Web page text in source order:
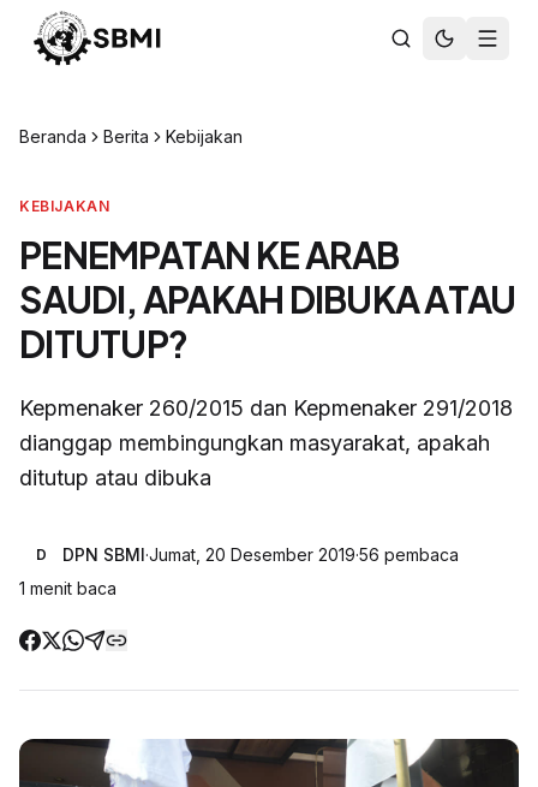
Beranda Berita Kebijakan
KEBIJAKAN
PENEMPATAN KE ARAB
SAUDI, APAKAH DIBUKA ATAU
DITUTUP?
Kepmenaker 260/2015 dan Kepmenaker 291/2018
dianggap membingungkan masyarakat, apakah
ditutup atau dibuka
D DPN SBMI·Jumat, 20 Desember 2019·56 pembaca
1 menit baca